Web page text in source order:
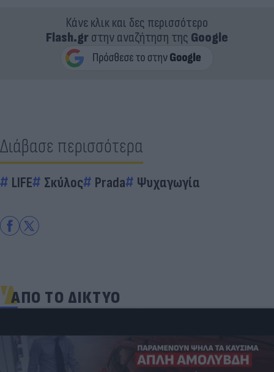
Κάνε κλικ και δες περισσότερο
Flash.grστην αναζήτηση της Google
Διάβασε περισσότερα
LIFE Σκύλος Prada Ψυχαγωγία
ΑΠΟ ΤΟ ΔΙΚΤΥΟ